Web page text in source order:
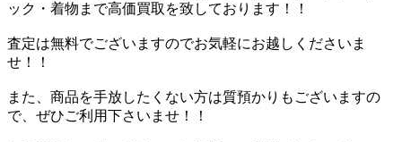
ック・着物まで高価買取を致しております！！
査定は無料でございますのでお気軽にお越しくださいま
せ！！
また、商品を手放したくない方は質預かりもございますの
で、ぜひご利用下さいませ！！